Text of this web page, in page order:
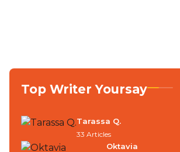
Top Writer Yoursay
Tarassa Q.
33 Articles
Oktavia